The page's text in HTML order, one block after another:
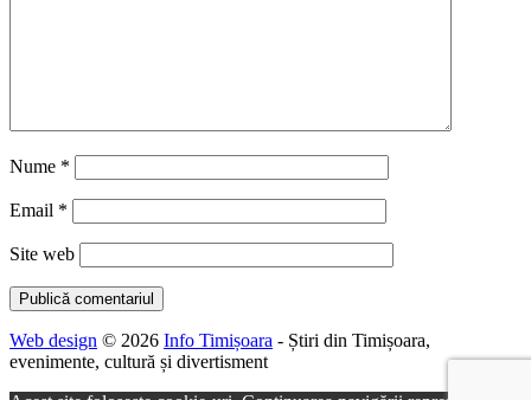
Nume *
Email *
Site web
Web design © 2026 Info Timișoara - Știri din Timișoara,
evenimente, cultură și divertisment